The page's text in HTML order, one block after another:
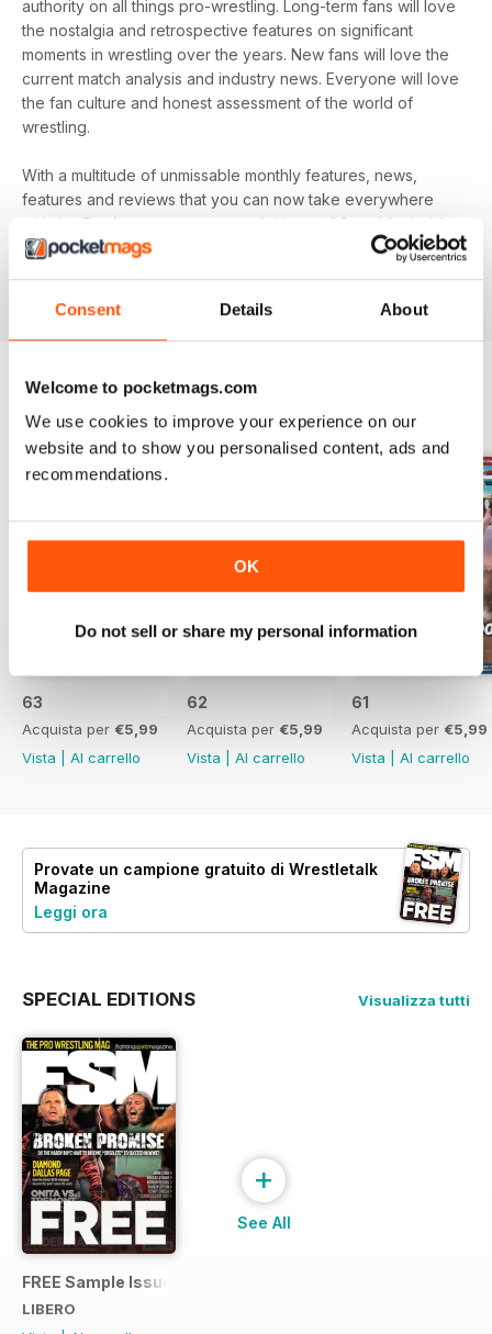
Consent Details About
Welcome to pocketmags.com
We use cookies to improve your experience on our
website and to show you personalised content, ads and
recommendations.
OK
Do not sell or share my personal information
authority on all things pro-wrestling. Long-term fans will love
the nostalgia and retrospective features on significant
moments in wrestling over the years. New fans will love the
current match analysis and industry news. Everyone will love
the fan culture and honest assessment of the world of
wrestling.
With a multitude of unmissable monthly features, news,
features and reviews that you can now take everywhere
with the Pocketmags
app - available on iOS and Android
devices - and your
annual Wrestletalk digital magazine
EDIZIONI INDIETRO Visualizza tutti
63
Acquista per €5,99
Vista
Al carrello
62
Acquista per €5,99
Vista
Al carrello
61
Acquista per €5,99
Vista
Al carrello
Provate un campione gratuito di Wrestletalk
Magazine
Leggi ora
SPECIAL EDITIONS Visualizza tutti
FREE Sample Issue
LIBERO
+
See All